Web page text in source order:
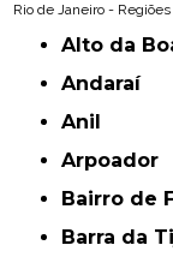
Rio de Janeiro - Regiões
Alto da
Andaraí
Anil
Arpoador
Bairro de
Barra da